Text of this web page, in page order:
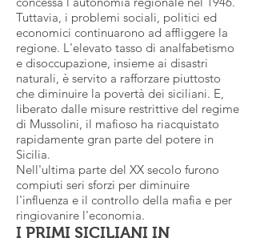
Tuttavia, i problemi sociali, politici ed
economici continuarono ad affliggere la
regione. L'elevato tasso di analfabetismo
e disoccupazione, insieme ai disastri
naturali, è servito a rafforzare piuttosto
che diminuire la povertà dei siciliani. E,
liberato dalle misure restrittive del regime
di Mussolini, il mafioso ha riacquistato
rapidamente gran parte del potere in
Sicilia.
Nell'ultima parte del XX secolo furono
compiuti seri sforzi per diminuire
l'influenza e il controllo della mafia e per
ringiovanire l'economia.
I PRIMI SICILIANI IN